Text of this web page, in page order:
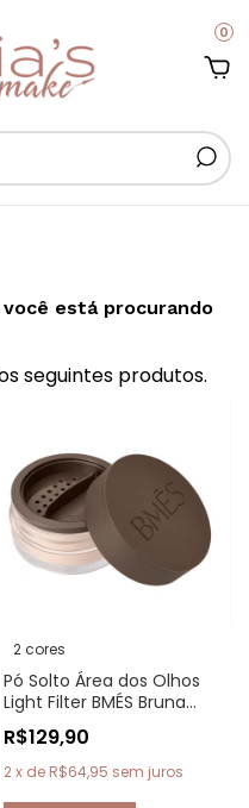
0
você está procurando
seguintes produtos.
2 cores
Pó Solto Área dos Olhos
Light Filter BMÉS Bruna
Malheiros
R$129,90
2 x de R$64,95 sem juros